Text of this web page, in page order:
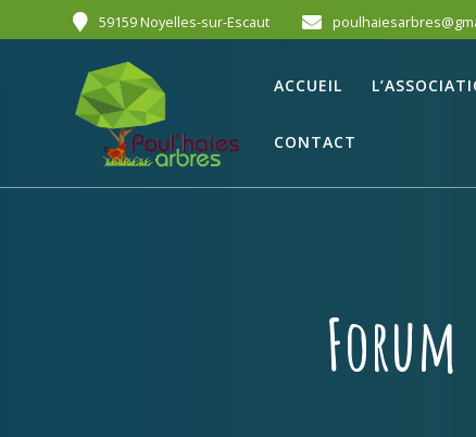
59159 Noyelles-sur-Escaut
ACCUEIL
CONTACT